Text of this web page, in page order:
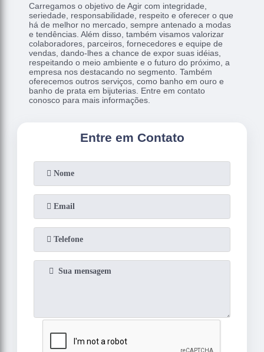
Carregamos o objetivo de Agir com integridade,
seriedade, responsabilidade, respeito e oferecer o que
há de melhor no mercado, sempre antenado a modas
e tendências. Além disso, também visamos valorizar
colaboradores, parceiros, fornecedores e equipe de
vendas, dando-lhes a chance de expor suas idéias,
respeitando o meio ambiente e o futuro do próximo, a
empresa nos destacando no segmento. Também
oferecemos outros serviços, como banho em ouro e
banho de prata em bijuterias. Entre em contato
conosco para mais informações.
Entre em Contato